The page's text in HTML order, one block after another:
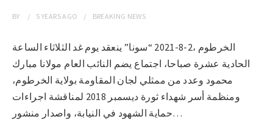
BY 5 YEARSAGO BREAKING NEWS
الخرطوم ،2-8-2021 “سونا” ينعقد يوم غد الثلاثاء الساعة
الحادية عشرة صباحا، اجتماع يضم النائب العام مولانا مبارك
محمود وعدد من ممثلي لجان المقاومة بولاية الخرطوم،
ومنظمة أسر شهداء ثورة ديسمبر 2018 لمناقشة اجراءات
حماية الشهود في النيابة، واصدار منشور…